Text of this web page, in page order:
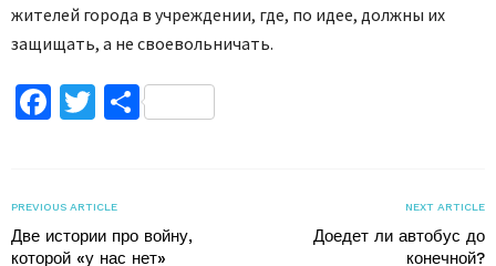
жителей города в учреждении, где, по идее, должны их
защищать, а не своевольничать.
Facebook
TwitterПоділитися
PREVIOUS ARTICLE
Две истории про войну,
которой «у нас нет»
NEXT ARTICLE
Доедет ли автобус до
конечной?